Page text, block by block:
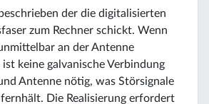
der die digitalisierten
zum Rechner schickt. Wenn
an der Antenne
keine galvanische Verbindung
Antenne nötig, was Störsignale
Die Realisierung erfordert